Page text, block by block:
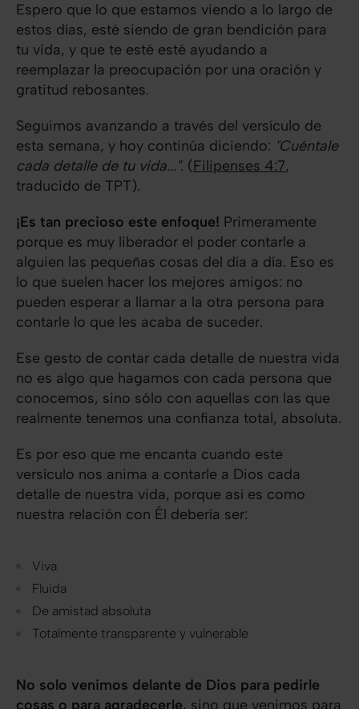
Espero que lo que estamos viendo a lo largo de
estos días, esté siendo de gran bendición para
tu vida, y que te esté esté ayudando a
reemplazar la preocupación por una oración y
gratitud rebosantes.
Seguimos avanzando a través del versículo de
esta semana, y hoy continúa diciendo: "Cuéntale
cada detalle de tu vida...". (Filipenses 4:7,
traducido de TPT).
¡Es tan precioso este enfoque! Primeramente
porque es muy liberador el poder contarle a
alguien las pequeñas cosas del día a día. Eso es
lo que suelen hacer los mejores amigos: no
pueden esperar a llamar a la otra persona para
contarle lo que les acaba de suceder.
Ese gesto de contar cada detalle de nuestra vida
no es algo que hagamos con cada persona que
conocemos, sino sólo con aquellas con las que
realmente tenemos una confianza total, absoluta.
Es por eso que me encanta cuando este
versículo nos anima a contarle a Dios cada
detalle de nuestra vida, porque así es como
nuestra relación con Él debería ser:
Viva
Fluida
De amistad absoluta
Totalmente transparente y vulnerable
No solo venimos delante de Dios para pedirle
cosas o para agradecerle, sino que venimos para